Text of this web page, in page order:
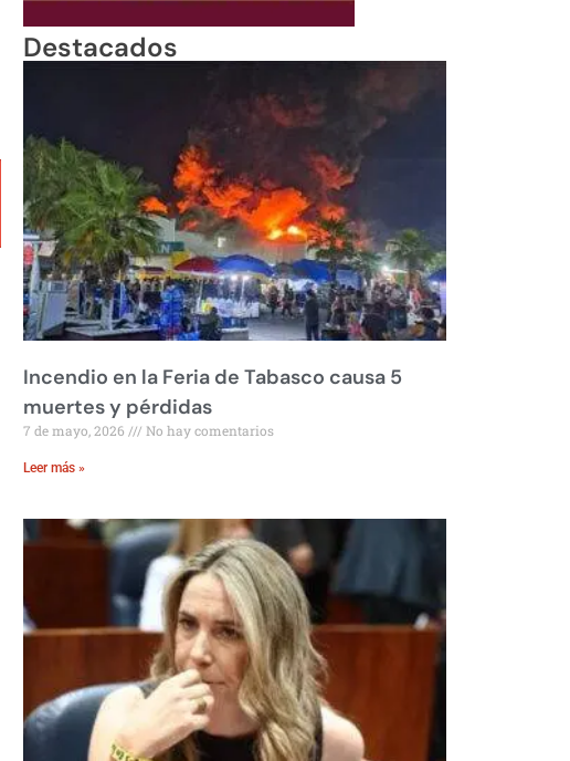
Destacados
Incendio en la Feria de Tabasco causa 5
muertes y pérdidas
7 de mayo, 2026 No hay comentarios
Leer más »